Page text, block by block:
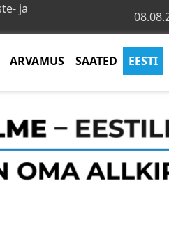
ja
ARVAMUS SAATED EESTI